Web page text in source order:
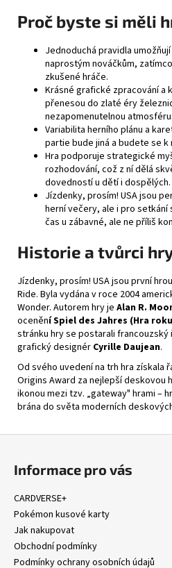
Proč byste si měli
Jednoduchá pravidla
naprostým nováčkům,
zkušené hráče.
Krásné grafické zpracování a
přenesou do zlaté éry
nezapomenutelnou atmosféru.
Variabilita herního plánu a
partie bude jiná a budete se k
Hra podporuje strategické
rozhodování, což z ní dělá
dovedností u dětí i dospělých.
Jízdenky, prosím! USA jsou
herní večery, ale i pro
čas u zábavné, ale ne příliš
Historie a tvůrci
Jízdenky, prosím! USA jsou první
Ride. Byla vydána v roce 2004
Wonder. Autorem hry je Alan R.
ocenění Spiel des Jahres (Hra
stránku hry se postarali
grafický designér Cyrille Daujean.
Od svého uvedení na trh hra získala
Origins Award za nejlepší deskovou
ikonou mezi tzv. „gateway" hrami –
brána do světa moderních
Informace pro vás
CARDVERSE+
Pokémon kusové karty
Jak nakupovat
Obchodní podmínky
Podmínky ochrany osobních údajů